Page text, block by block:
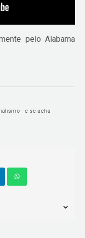
pelo Alabama
- e se acha